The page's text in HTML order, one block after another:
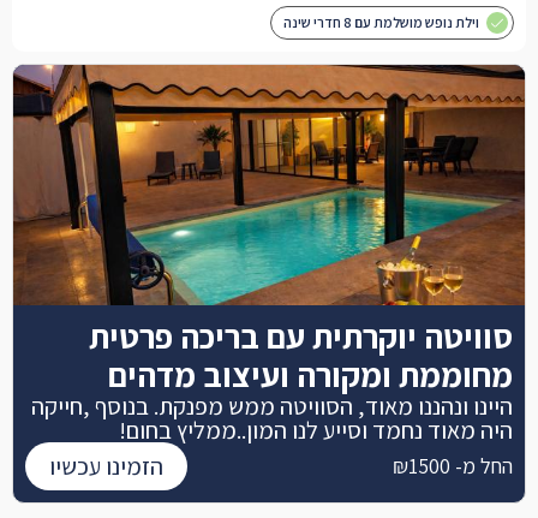
וילת נופש מושלמת עם 8 חדרי שינה
סוויטה יוקרתית עם בריכה פרטית
מחוממת ומקורה ועיצוב מדהים
היינו ונהננו מאוד, הסוויטה ממש מפנקת. בנוסף ,חייקה
היה מאוד נחמד וסייע לנו המון..ממליץ בחום!
החל מ- ₪1500 הזמינו עכשיו